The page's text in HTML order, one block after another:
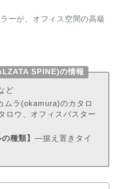
ーが、オフィス空間の高級
SPINE)の情報
ど
ラ(okamura)のカタロ
ロウ、オフィスバスター
種類】 ―据え置きタイ